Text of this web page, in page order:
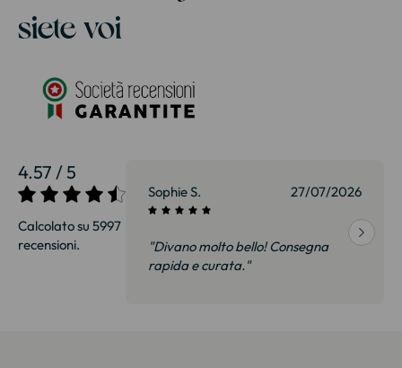
siete voi
4.57 / 5
Calcolato su 5997
recensioni.
27/07/2026 Sophie S. 27/07/2026
"Divano molto bello! Consegna
rapida e curata."